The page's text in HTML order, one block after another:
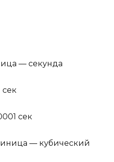
— секунда
сек
сек
— кубический